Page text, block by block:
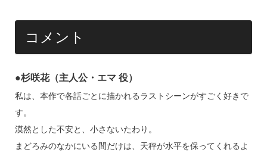
コメント
●杉咲花（主人公・エマ 役）
私は、本作で各話ごとに描かれるラストシーンがすごく好きで
す。
漠然とした不安と、小さないたわり。
まどろみのなかにいる間だけは、天秤が水平を保ってくれるよ